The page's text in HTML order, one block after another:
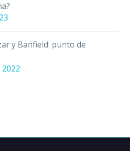
y Banfield: punto de